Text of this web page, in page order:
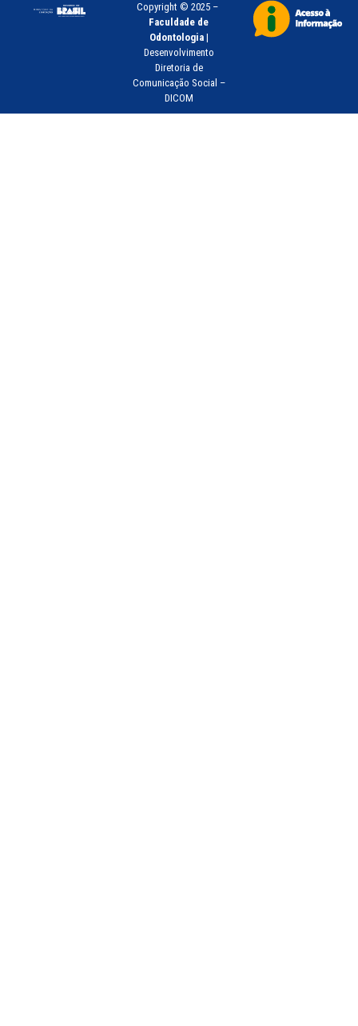
Copyright © 2025 –
Faculdade de
Odontologia|
Desenvolvimento
Diretoria de
Comunicação Social –
DICOM